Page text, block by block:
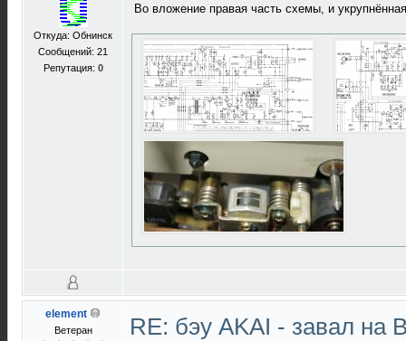
Откуда: Обнинск
Сообщений: 21
Репутация: 0
Во вложение правая часть схемы, и
element
Ветеран RE: бэу AKAI - завал на